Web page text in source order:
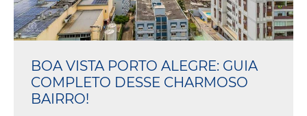
BOA VISTA PORTO ALEGRE: GUIA
COMPLETO DESSE CHARMOSO
BAIRRO!